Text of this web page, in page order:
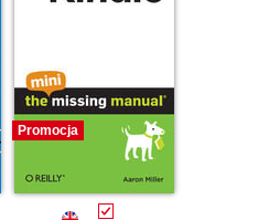
Promocja